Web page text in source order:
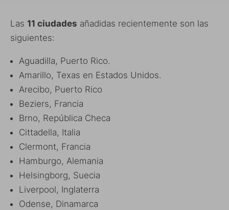
Las 11 ciudades añadidas recientemente son las
siguientes:
Aguadilla, Puerto Rico.
Amarillo, Texas en Estados Unidos.
Arecibo, Puerto Rico
Beziers, Francia
Brno, República Checa
Cittadella, Italia
Clermont, Francia
Hamburgo, Alemania
Helsingborg, Suecia
Liverpool, Inglaterra
Odense, Dinamarca